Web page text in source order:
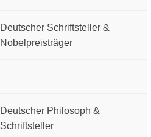
Deutscher Schriftsteller &
Nobelpreisträger
Deutscher Philosoph &
Schriftsteller